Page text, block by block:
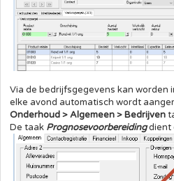
Via de bedrijfsgegevens kan worden
elke avond automatisch wordt
Onderhoud > Algemeen > Bedrijven
De taak Prognosevoorbereidingdient